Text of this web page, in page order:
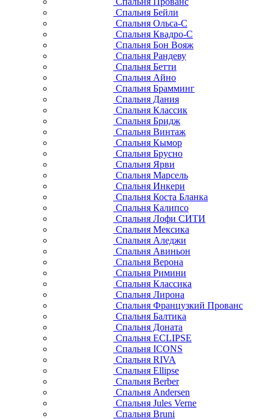
Спальня Бейли
Спальня Ольса-С
Спальня Квадро-С
Спальня Бон Вояж
Спальня Рандеву
Спальня Бетти
Спальня Айно
Спальня Брамминг
Спальня Дания
Спальня Классик
Спальня Бридж
Спальня Винтаж
Спальня Кымор
Спальня Брусно
Спальня Ярви
Спальня Марсель
Спальня Инкери
Спальня Коста Бланка
Спальня Калипсо
Спальня Лофи СИТИ
Спальня Мексика
Спальня Аледжи
Спальня Авиньон
Спальня Верона
Спальня Римини
Спальня Классика
Спальня Лирона
Спальня Французкий Прованс
Спальня Балтика
Спальня Доната
Спальня ECLIPSE
Спальня ICONS
Спальня RIVA
Спальня Ellipse
Спальня Berber
Спальня Andersen
Спальня Jules Verne
Спальня Bruni